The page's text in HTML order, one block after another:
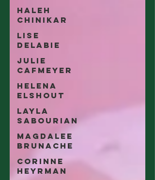
Haleh
Chinikar
Lise
Delabie
Julie
Cafmeyer
Helena
Elshout
Layla
Sabourian
Magdalee
Brunache
Corinne
Heyrman